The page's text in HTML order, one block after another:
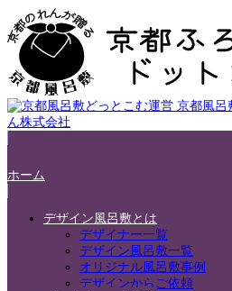
ホーム
デザイン風呂敷とは
デザイナー一覧
デザイン風呂敷一覧
オリジナル風呂敷事例
デザインからご依頼